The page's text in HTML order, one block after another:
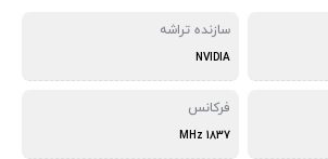
سازنده تراشه
NVIDIA
فرکانس
1837 MHz